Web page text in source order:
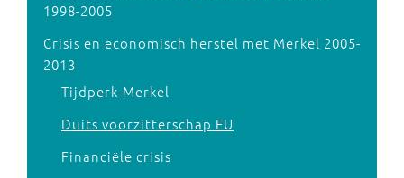
1998-2005
Crisis en economisch herstel met Merkel 2005-
2013
Tijdperk-Merkel
Duits voorzitterschap EU
Financiële crisis